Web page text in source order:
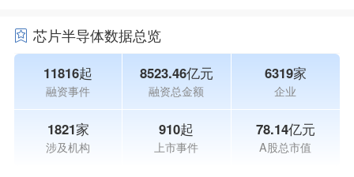
芯片半导体数据总览
11816起
融资事件
8523.46亿元
融资总金额
6319家
企业
1821家
涉及机构
910起
上市事件
78.14亿元
A股总市值